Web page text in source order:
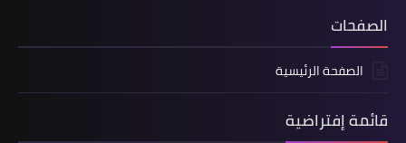
الصفحات
الصفحة الرئيسية
قائمة إفتراضية